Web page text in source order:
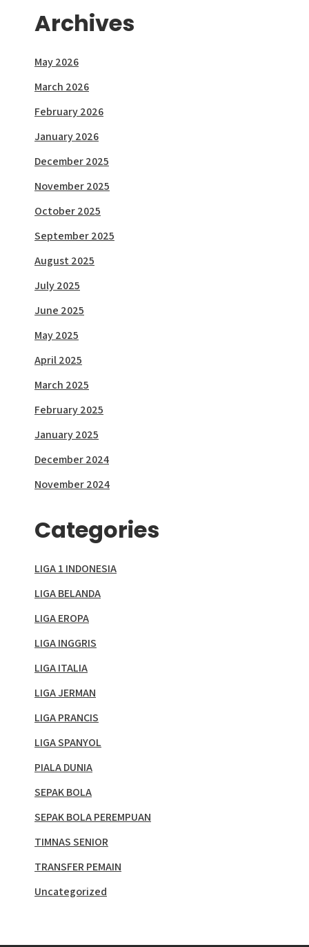
Archives
May 2026
March 2026
February 2026
January 2026
December 2025
November 2025
October 2025
September 2025
August 2025
July 2025
June 2025
May 2025
April 2025
March 2025
February 2025
January 2025
December 2024
November 2024
Categories
LIGA 1 INDONESIA
LIGA BELANDA
LIGA EROPA
LIGA INGGRIS
LIGA ITALIA
LIGA JERMAN
LIGA PRANCIS
LIGA SPANYOL
PIALA DUNIA
SEPAK BOLA
SEPAK BOLA PEREMPUAN
TIMNAS SENIOR
TRANSFER PEMAIN
Uncategorized